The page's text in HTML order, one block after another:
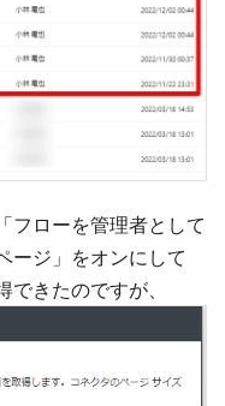
フローを管理者として
ージ」をオンにして
できたのですが、